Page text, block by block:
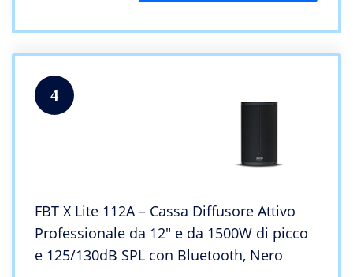
4
FBT X Lite 112A – Cassa Diffusore Attivo
Professionale da 12″ e da 1500W di picco
e 125/130dB SPL con Bluetooth, Nero